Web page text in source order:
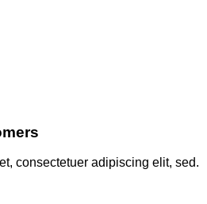
consectetuer adipiscing elit, sed.